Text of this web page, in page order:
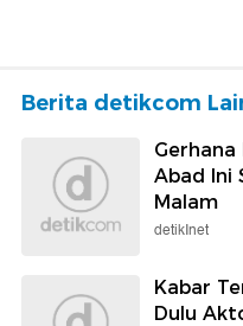
Berita detikcom
Abad Ini
Malam
detikInet
Kabar
Dulu